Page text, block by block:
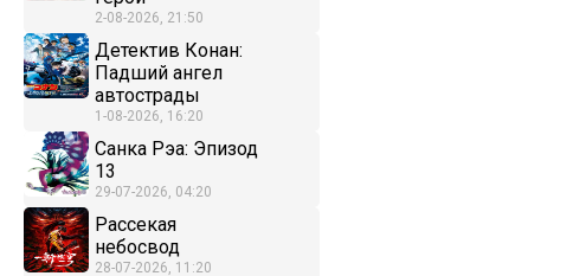
2-08-2026, 21:50
Детектив Конан:
Падший ангел
автострады
1-08-2026, 16:20
Санка Рэа: Эпизод
13
29-07-2026, 04:20
Рассекая
небосвод
28-07-2026, 11:20